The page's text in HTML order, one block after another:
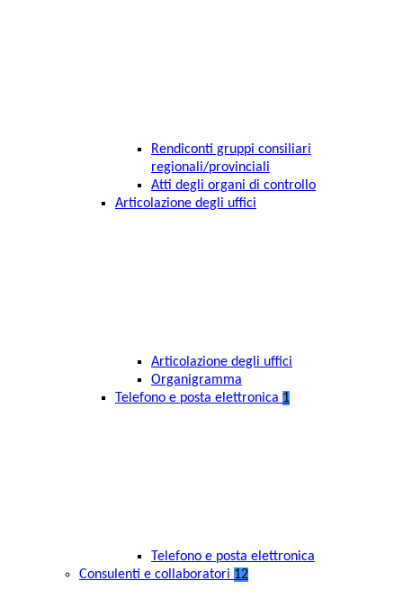
Rendiconti gruppi consiliari
regionali/provinciali
Atti degli organi di controllo
Articolazione degli uffici
Articolazione degli uffici
Organigramma
Telefono e posta elettronica 1
Telefono e posta elettronica
Consulenti e collaboratori 12